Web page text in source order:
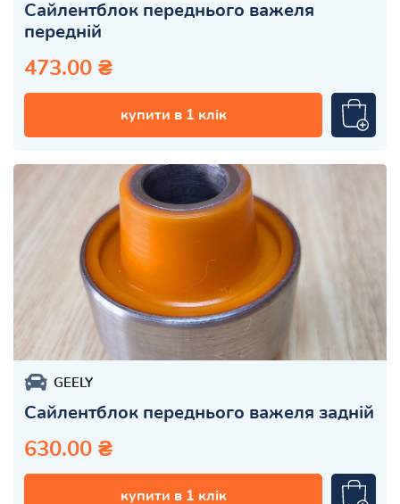
Сайлентблок переднього важеля
передній
473.00 ₴
купити в 1 клік
GEELY
Сайлентблок переднього важеля задній
630.00 ₴
купити в 1 клік